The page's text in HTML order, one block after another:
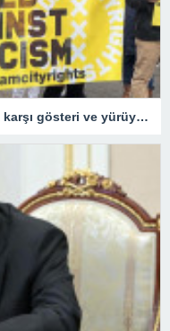
Hollanda’da ırkçılığa ve ayrımcılığa karşı gösteri ve yürüyüş düzenlendi